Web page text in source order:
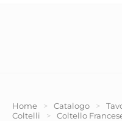
Home > Catalogo >
Coltelli
> Coltello